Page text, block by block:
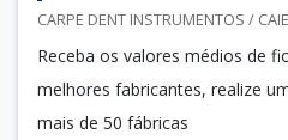
CARPE DENT INSTRUMENTOS /
Receba os valores médios de
melhores fabricantes, realize
mais de 50 fábricas